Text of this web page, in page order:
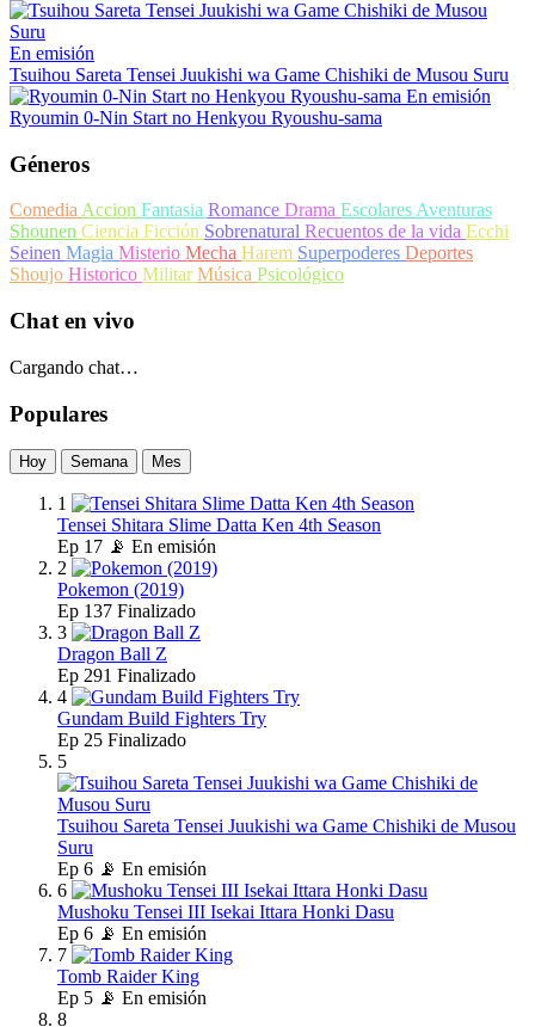
En emisión
Tsuihou Sareta Tensei Juukishi wa Game Chishiki de Musou Suru
En emisión
Ryoumin 0-Nin Start no Henkyou Ryoushu-sama
Géneros
ComediaAccion Fantasia Romance Drama EscolaresAventuras
Shounen Ciencia Ficción Sobrenatural Recuentos de la vida Ecchi
Seinen Magia Misterio Mecha Harem Superpoderes Deportes
Shoujo Historico MilitarMúsica Psicológico
Chat en vivo
Cargando chat…
Populares
Hoy Semana Mes
1
Tensei Shitara Slime Datta Ken 4th Season
Ep 17 📡 En emisión
2
Pokemon (2019)
Ep 137 Finalizado
3
Dragon Ball Z
Ep 291 Finalizado
4
Gundam Build Fighters Try
Ep 25 Finalizado
5
Tsuihou Sareta Tensei Juukishi wa Game Chishiki de Musou
Suru
Ep 6 📡 En emisión
6
Mushoku Tensei III Isekai Ittara Honki Dasu
Ep 6 📡 En emisión
7
Tomb Raider King
Ep 5 📡 En emisión
8